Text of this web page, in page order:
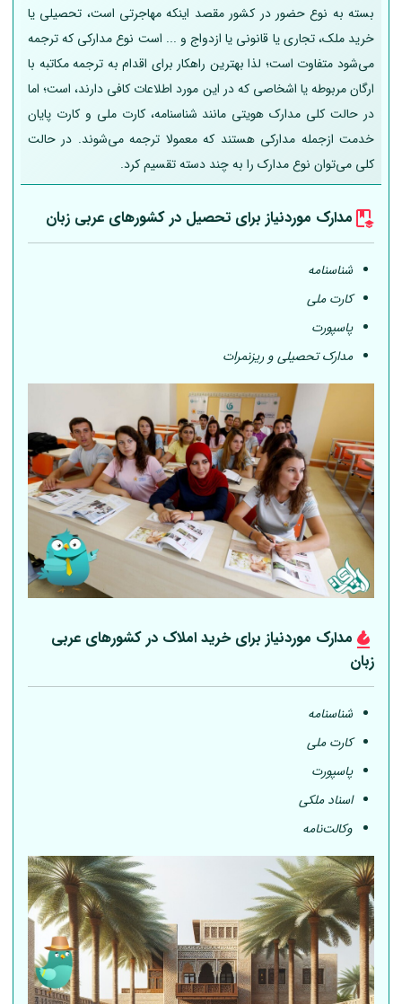
بسته به نوع حضور در کشور مقصد اینکه مهاجرتی است، تحصیلی یا
خرید ملک، تجاری یا قانونی یا ازدواج و ... است نوع مدارکی که ترجمه
می‌شود متفاوت است؛ لذا بهترین راهکار برای اقدام به ترجمه مکاتبه با
ارگان مربوطه یا اشخاصی که در این مورد اطلاعات کافی دارند، است؛ اما
در حالت کلی مدارک هویتی مانند شناسنامه، کارت ملی و کارت پایان
خدمت ازجمله مدارکی هستند که معمولا ترجمه می‌شوند. در حالت
کلی می‌توان نوع مدارک را به چند دسته تقسیم کرد.
مدارک موردنیاز برای تحصیل در کشورهای عربی زبان
شناسنامه
کارت ملی
پاسپورت
مدارک تحصیلی و ریزنمرات
مدارک موردنیاز برای خرید املاک در کشورهای عربی
زبان
شناسنامه
کارت ملی
پاسپورت
اسناد ملکی
وکالت‌نامه